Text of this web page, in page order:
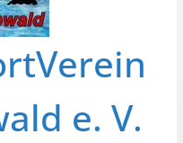
e. V.